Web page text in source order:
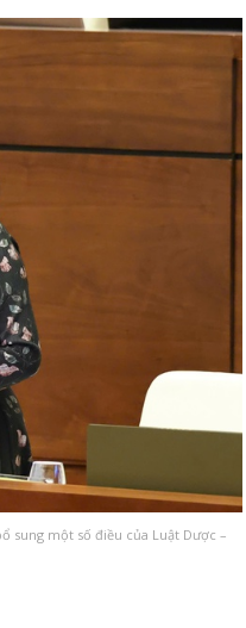
sung một số điều của Luật Dược –